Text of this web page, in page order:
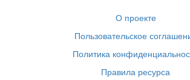
О проекте
Пользовательское
Политика
Правила ресурса